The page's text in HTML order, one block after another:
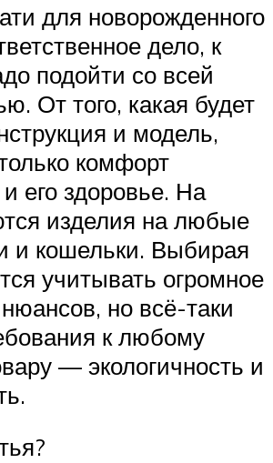
для новорожденного
дело, к
подойти со всей
От того, какая будет
и модель,
комфорт
его здоровье. На
изделия на любые
и кошельки. Выбирая
учитывать огромное
но всё-таки
к любому
— экологичность и